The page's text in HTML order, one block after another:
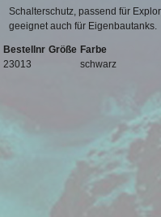
Schalterschutz, passend für
geeignet auch für Eigenbautanks.
Bestellnr Größe Farbe
23013
schwarz